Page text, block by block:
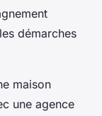
démarches
maison
une agence